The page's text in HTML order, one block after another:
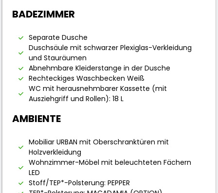
BADEZIMMER
Separate Dusche
Duschsäule mit schwarzer Plexiglas-Verkleidung
und Stauräumen
Abnehmbare Kleiderstange in der Dusche
Rechteckiges Waschbecken Weiß
WC mit herausnehmbarer Kassette (mit
Ausziehgriff und Rollen): 18 L
AMBIENTE
Mobiliar URBAN mit Oberschranktüren mit
Holzverkleidung
Wohnzimmer-Möbel mit beleuchteten Fächern
LED
Stoff/TEP*-Polsterung: PEPPER